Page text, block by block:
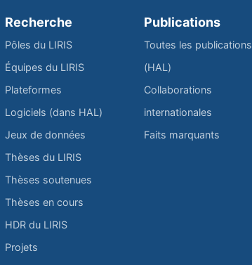
Recherche
Pôles du LIRIS
Équipes du LIRIS
Plateformes
Logiciels (dans HAL)
Jeux de données
Thèses du LIRIS
Thèses soutenues
Thèses en cours
HDR du LIRIS
Projets
Publications
Toutes les publications
(HAL)
Collaborations
internationales
Faits marquants